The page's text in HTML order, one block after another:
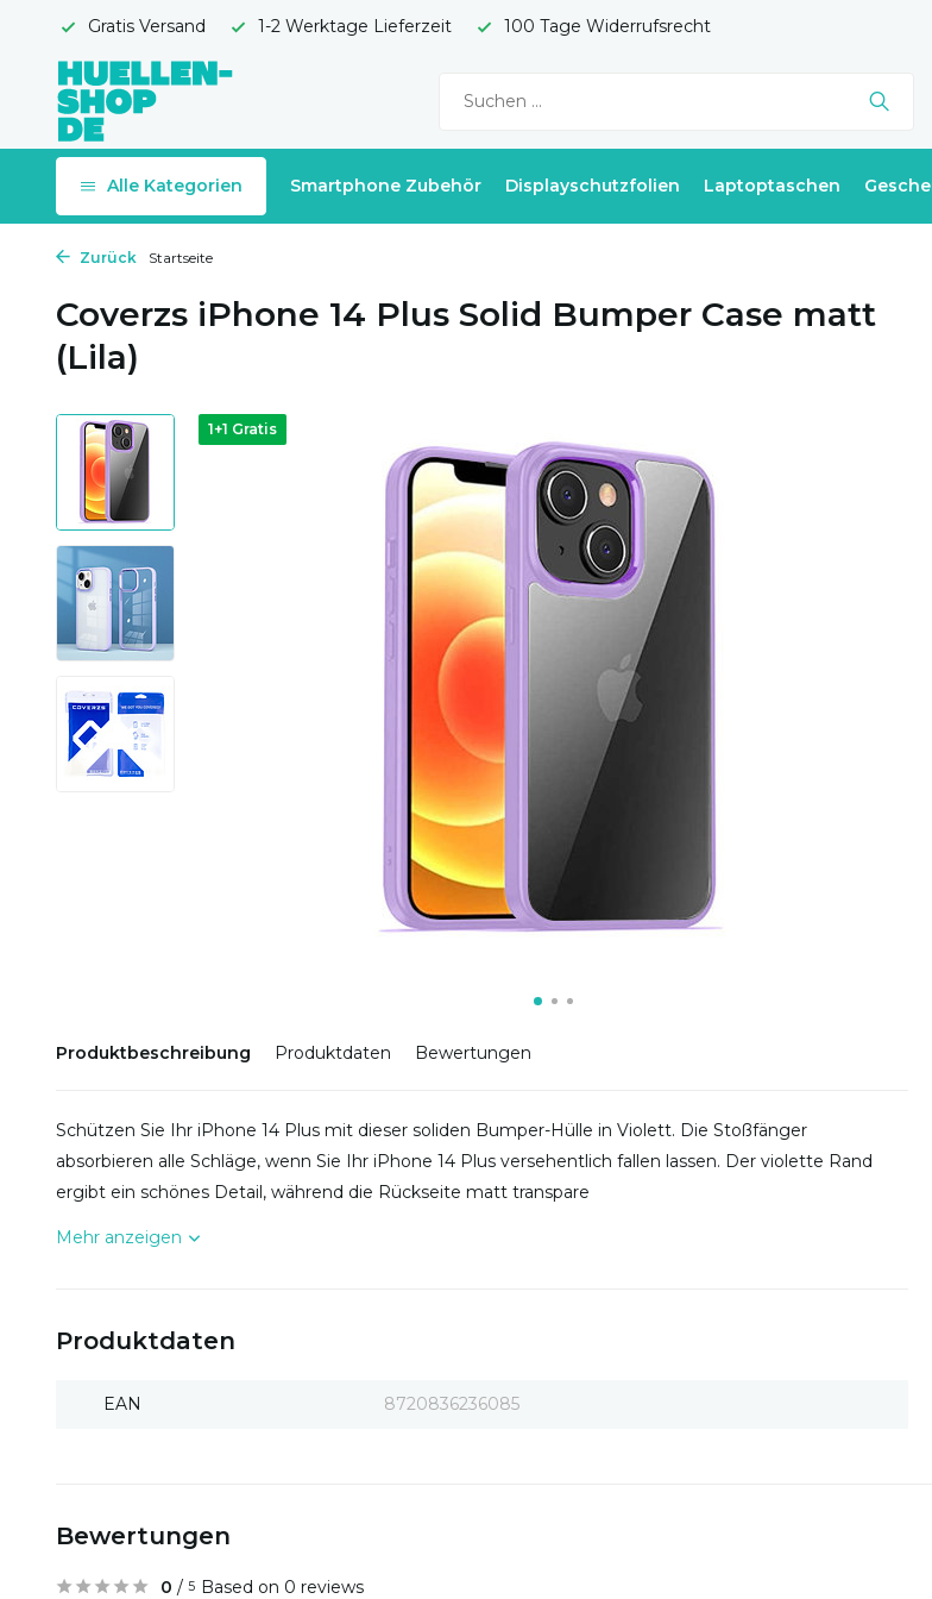
Gratis Versand 1-2 Werktage Lieferzeit 100 Tage Widerrufsrecht
Alle Kategorien Smartphone Zubehör Displayschutzfolien Laptoptaschen
Zurück Startseite
Coverzs iPhone 14 Plus Solid Bumper Case matt
(Lila)
1+1 Gratis
Produktbeschreibung Produktdaten Bewertungen
Schützen Sie Ihr iPhone 14 Plus mit dieser soliden Bumper-Hülle in Violett. Die Stoßfänger
absorbieren alle Schläge, wenn Sie Ihr iPhone 14 Plus versehentlich fallen lassen. Der violette Rand
ergibt ein schönes Detail, während die Rückseite matt transpare
Mehr anzeigen
Produktdaten
EAN 8720836236085
Bewertungen
0 / 5 Based on 0 reviews